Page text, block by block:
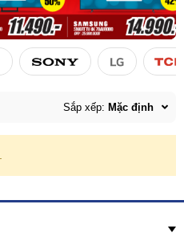
Sắp xếp: Mặc định